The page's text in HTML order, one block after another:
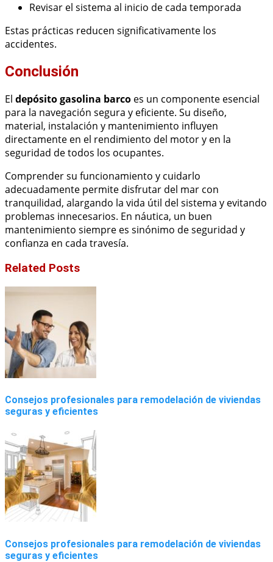
Revisar el sistema al inicio de cada temporada
Estas prácticas reducen significativamente los
accidentes.
Conclusión
El depósito gasolina barco es un componente esencial
para la navegación segura y eficiente. Su diseño,
material, instalación y mantenimiento influyen
directamente en el rendimiento del motor y en la
seguridad de todos los ocupantes.
Comprender su funcionamiento y cuidarlo
adecuadamente permite disfrutar del mar con
tranquilidad, alargando la vida útil del sistema y evitando
problemas innecesarios. En náutica, un buen
mantenimiento siempre es sinónimo de seguridad y
confianza en cada travesía.
Related Posts
Consejos profesionales para remodelación de viviendas
seguras y eficientes
Consejos profesionales para remodelación de viviendas
seguras y eficientes